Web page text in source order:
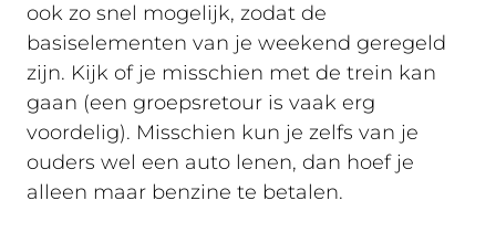
ook zo snel mogelijk, zodat de
basiselementen van je weekend geregeld
zijn. Kijk of je misschien met de trein kan
gaan (een groepsretour is vaak erg
voordelig). Misschien kun je zelfs van je
ouders wel een auto lenen, dan hoef je
alleen maar benzine te betalen.